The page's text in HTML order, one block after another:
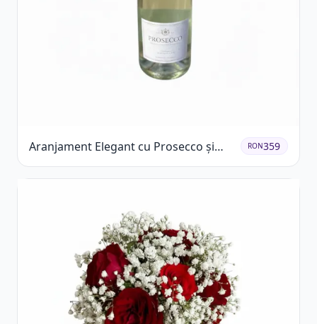
Aranjament Elegant cu Prosecco și
Flori Galbene.
RON359